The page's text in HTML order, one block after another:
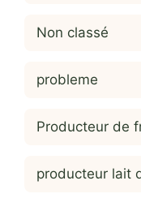
Non classé
probleme
Producteur de
producteur lait